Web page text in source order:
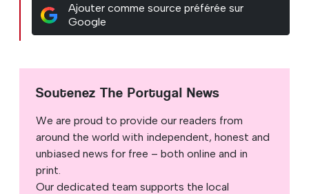
Ajouter comme source préférée sur
Google
Soutenez The Portugal News
We are proud to provide our readers from
around the world with independent, honest and
unbiased news for free – both online and in
print.
Our dedicated team supports the local